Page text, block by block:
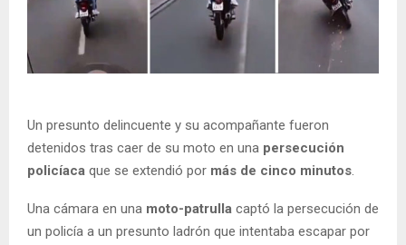
Un presunto delincuente y su acompañante fueron
detenidos tras caer de su moto en una persecución
policíaca que se extendió por más de cinco minutos.
Una cámara en una moto-patrulla captó la persecución de
un policía a un presunto ladrón que intentaba escapar por